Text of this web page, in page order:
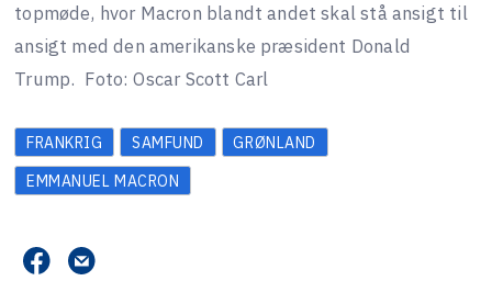
topmøde, hvor Macron blandt andet skal stå ansigt til
ansigt med den amerikanske præsident Donald
Trump. Foto: Oscar Scott Carl
FRANKRIG SAMFUND
GRØNLAND
EMMANUEL MACRON